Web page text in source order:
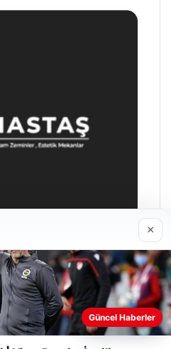
daha iyi anlayabilmek,
×
Güncel Haberler